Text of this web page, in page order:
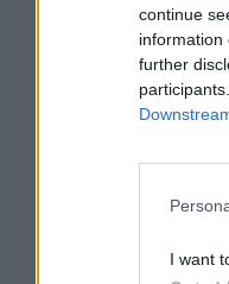
continue
information
further
I want